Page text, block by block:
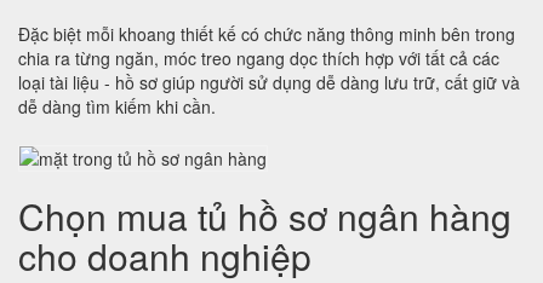
Đặc biệt mỗi khoang thiết kế có chức năng thông minh bên trong
chia ra từng ngăn, móc treo ngang dọc thích hợp với tất cả các
loại tài liệu - hồ sơ giúp người sử dụng dễ dàng lưu trữ, cất giữ và
dễ dàng tìm kiếm khi cần.
Chọn mua tủ hồ sơ ngân hàng
cho doanh nghiệp